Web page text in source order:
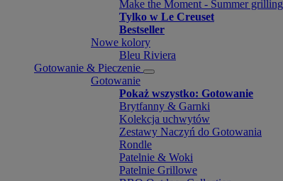
Make the Moment - Summer grilling
Tylko w Le Creuset
Bestseller
Nowe kolory
Bleu Riviera
Gotowanie & Pieczenie
Gotowanie
Pokaż wszystko: Gotowanie
Brytfanny & Garnki
Kolekcja uchwytów
Zestawy Naczyń do Gotowania
Rondle
Patelnie & Woki
Patelnie Grillowe